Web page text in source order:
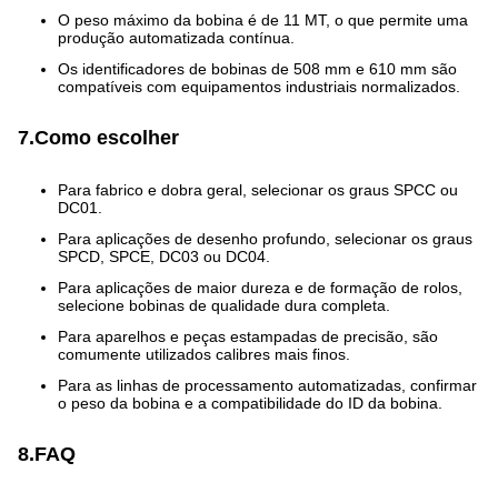
O peso máximo da bobina é de 11 MT, o que permite uma
produção automatizada contínua.
Os identificadores de bobinas de 508 mm e 610 mm são
compatíveis com equipamentos industriais normalizados.
7.Como escolher
Para fabrico e dobra geral, selecionar os graus SPCC ou
DC01.
Para aplicações de desenho profundo, selecionar os graus
SPCD, SPCE, DC03 ou DC04.
Para aplicações de maior dureza e de formação de rolos,
selecione bobinas de qualidade dura completa.
Para aparelhos e peças estampadas de precisão, são
comumente utilizados calibres mais finos.
Para as linhas de processamento automatizadas, confirmar
o peso da bobina e a compatibilidade do ID da bobina.
8.FAQ